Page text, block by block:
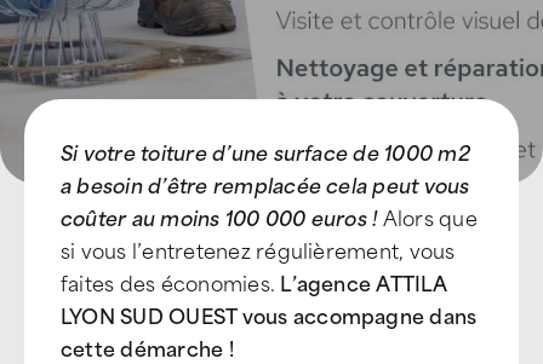
Si votre toiture d’une surface de 1000 m2
a besoin d’être remplacée cela peut vous
coûter au moins 100 000 euros !Alors que
si vous l’entretenez régulièrement, vous
faites des économies. L’agence ATTILA
LYON SUD OUEST vous accompagne dans
cette démarche !